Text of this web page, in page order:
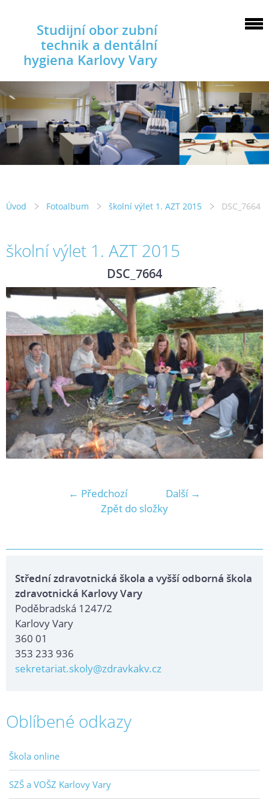
Studijní obor zubní
technik a dentální
hygiena Karlovy Vary
Úvod Fotoalbum školní výlet 1. AZT 2015 DSC_7664
školní výlet 1. AZT 2015
DSC_7664
← Předchozí
Další →
Zpět do složky
Střední zdravotnická škola a vyšší odborná škola
zdravotnická Karlovy Vary
Poděbradská 1247/2
Karlovy Vary
360 01
353 233 936
sekretariat.skoly@zdravkakv.cz
Oblíbené odkazy
Škola online
SZŠ a VOŠZ Karlovy Vary